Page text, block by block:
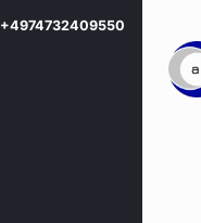
+4974732409550